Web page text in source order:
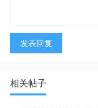
发表回复
相关帖子